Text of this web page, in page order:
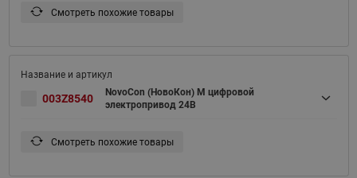
Смотреть похожие товары
003Z8540
NovoCon (НовоКон) M цифровой
электропривод 24В
Смотреть похожие товары